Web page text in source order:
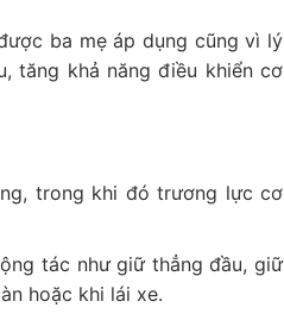
ba mẹ áp dụng cũng vì lý
tăng khả năng điều khiển cơ
trong khi đó trương lực cơ
tác như giữ thẳng đầu, giữ
hoặc khi lái xe.